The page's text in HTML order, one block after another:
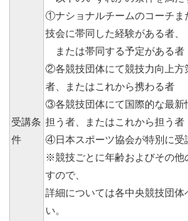
受講条
件
①ナショナルチームのコーチま
技会に帯同した経験がある者、
または帯同する予定がある者
②各競技団体にて競技力向上方
者、またはこれから携わる者
③各競技団体にて国際的な最新
担う者、またはこれから担う者
④日本スポーツ協会が特別に受
※競技ごとに年齢およびその他
すので、
詳細については各中央競技団体
い。